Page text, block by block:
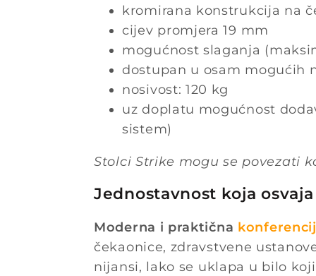
kromirana konstrukcija na
cijev promjera 19 mm
mogućnost slaganja
dostupan u osam mogućih
nosivost: 120 kg
uz doplatu mogućnost
sistem)
Stolci Strike mogu se povezati
Jednostavnost koja osvaja
Moderna i praktična
čekaonice, zdravstvene
nijansi, lako se uklapa u bilo